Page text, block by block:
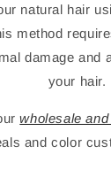
natural hair
method
damage and
your hair.
wholesale
and color